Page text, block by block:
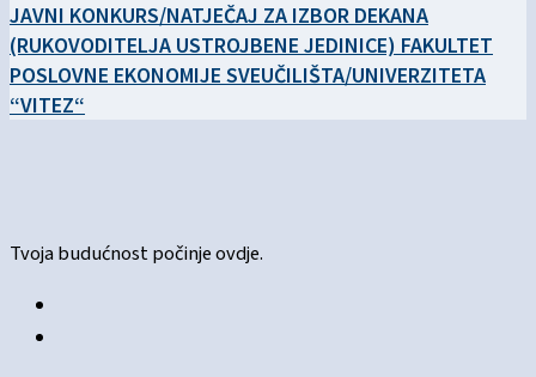
JAVNI KONKURS/NATJEČAJ ZA IZBOR DEKANA
(RUKOVODITELJA USTROJBENE JEDINICE) FAKULTET
POSLOVNE EKONOMIJE SVEUČILIŠTA/UNIVERZITETA
“VITEZ“
Tvoja budućnost počinje ovdje.